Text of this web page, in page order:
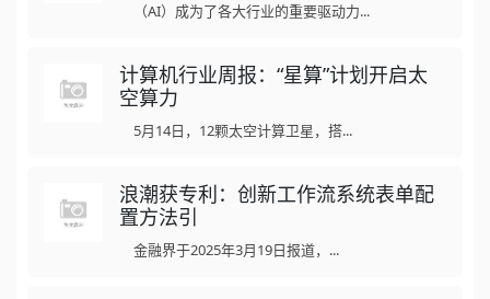
（AI）成为了各大行业的重要驱动力...
计算机行业周报：“星算”计划开启太
空算力
5月14日，12颗太空计算卫星，搭...
浪潮获专利：创新工作流系统表单配
置方法引
金融界于2025年3月19日报道，...